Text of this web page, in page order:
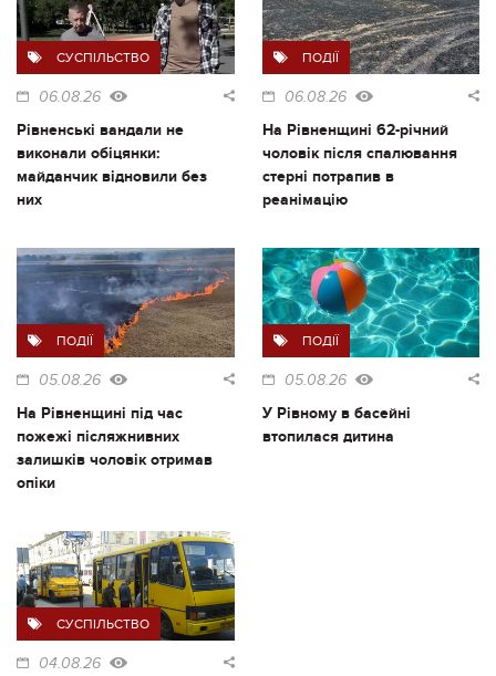
СУСПІЛЬСТВО
06.08.26
Рівненські вандали не
виконали обіцянки:
майданчик відновили без
них
ПОДІЇ
06.08.26
На Рівненщині 62-річний
чоловік після спалювання
стерні потрапив в
реанімацію
ПОДІЇ
05.08.26
На Рівненщині під час
пожежі післяжнивних
залишків чоловік отримав
опіки
ПОДІЇ
05.08.26
У Рівному в басейні
втопилася дитина
СУСПІЛЬСТВО
04.08.26